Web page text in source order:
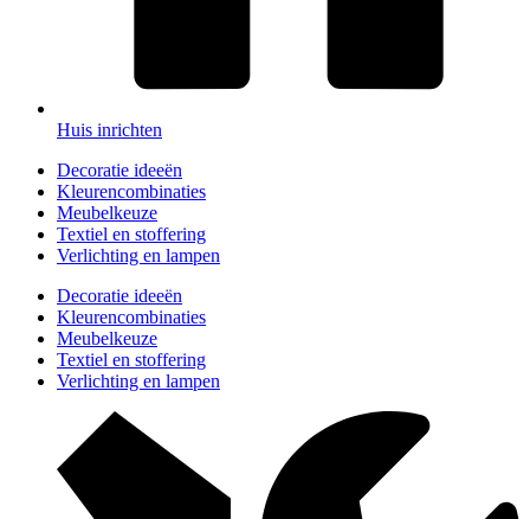
Huis inrichten
Decoratie ideeën
Kleurencombinaties
Meubelkeuze
Textiel en stoffering
Verlichting en lampen
Decoratie ideeën
Kleurencombinaties
Meubelkeuze
Textiel en stoffering
Verlichting en lampen